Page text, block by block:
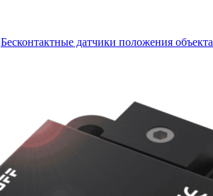
Бесконтактные датчики положения объекта